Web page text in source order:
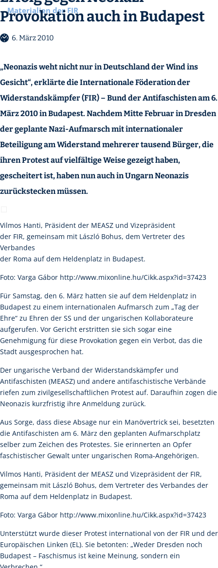
Materialien der FIR
Provokation auch in Budapest
6. März 2010
„Neonazis weht nicht nur in Deutschland der Wind ins
Gesicht“, erklärte die Internationale Föderation der
Widerstandskämpfer (FIR) – Bund der Antifaschisten am 6.
März 2010 in Budapest. Nachdem Mitte Februar in Dresden
der geplante Nazi-Aufmarsch mit internationaler
Beteiligung am Widerstand mehrerer tausend Bürger, die
ihren Protest auf vielfältige Weise gezeigt haben,
gescheitert ist, haben nun auch in Ungarn Neonazis
zurückstecken müssen.
Vilmos Hanti, Präsident der MEASZ und Vizepräsident
der FIR, gemeinsam mit László Bohus, dem Vertreter des
Verbandes
der Roma auf dem Heldenplatz in Budapest.
Foto: Varga Gábor http://www.mixonline.hu/Cikk.aspx?id=37423
Für Samstag, den 6. März hatten sie auf dem Heldenplatz in
Budapest zu einem internationalen Aufmarsch zum „Tag der
Ehre“ zu Ehren der SS und der ungarischen Kollaborateure
aufgerufen. Vor Gericht erstritten sie sich sogar eine
Genehmigung für diese Provokation gegen ein Verbot, das die
Stadt ausgesprochen hat.
Der ungarische Verband der Widerstandskämpfer und
Antifaschisten (MEASZ) und andere antifaschistische Verbände
riefen zum zivilgesellschaftlichen Protest auf. Daraufhin zogen die
Neonazis kurzfristig ihre Anmeldung zurück.
Aus Sorge, dass diese Absage nur ein Manövertrick sei, besetzten
die Antifaschisten am 6. März den geplanten Aufmarschplatz
selber zum Zeichen des Protestes. Sie erinnerten an Opfer
faschistischer Gewalt unter ungarischen Roma-Angehörigen.
Vilmos Hanti, Präsident der MEASZ und Vizepräsident der FIR,
gemeinsam mit László Bohus, dem Vertreter des Verbandes der
Roma auf dem Heldenplatz in Budapest.
Foto: Varga Gábor http://www.mixonline.hu/Cikk.aspx?id=37423
Unterstützt wurde dieser Protest international von der FIR und der
Europäischen Linken (EL). Sie betonten: „Weder Dresden noch
Budapest – Faschismus ist keine Meinung, sondern ein